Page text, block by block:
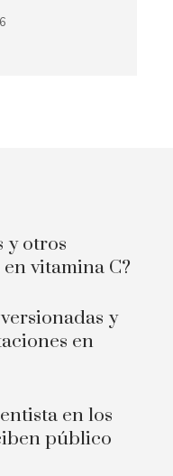
y otros
vitamina C?
y
en
en los
público